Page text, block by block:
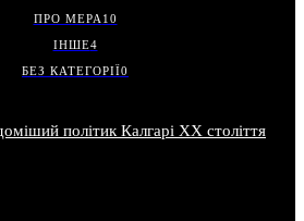
ПРО МЕРА 10
ІНШЕ4
БЕЗ КАТЕГОРІЇ0
політик Калгарі XX століття